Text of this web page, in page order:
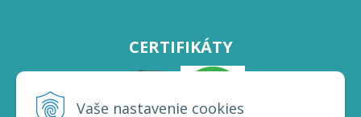
Vaše nastavenie cookies
CERTIFIKÁTY